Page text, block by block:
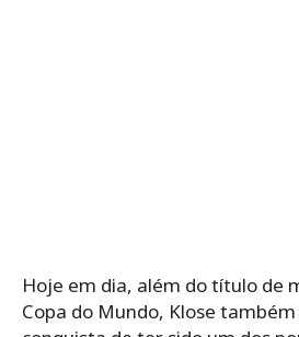
Hoje em dia, além do título de
Copa do Mundo, Klose